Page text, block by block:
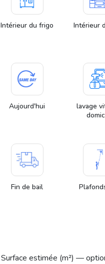
Intérieur du frigo Intérieur
Aujourd'hui
lavage
Fin de bail
Surface estimée (m²) —